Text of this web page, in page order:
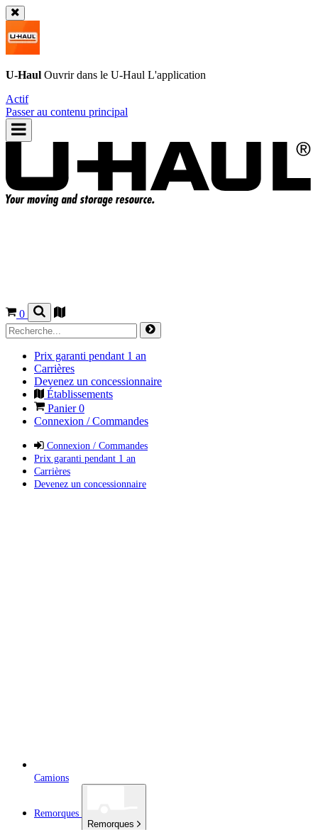
U-Haul Ouvrir dans le U-Haul L'application
Actif
Passer au contenu principal
0
Prix garanti pendant 1 an
Carrières
Devenez un concessionnaire
Établissements
Panier0
Connexion / Commandes
Connexion / Commandes
Prix garanti pendant 1 an
Carrières
Devenez un concessionnaire
Camions
Remorques
Remorques